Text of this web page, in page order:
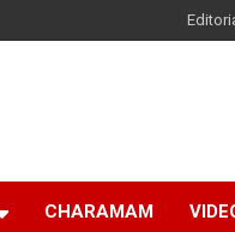
CHARAMAM